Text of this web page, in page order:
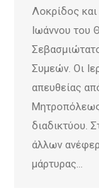
Λοκρίδος
Ιωάννου του
Συμεών. Οι
απευθείας
διαδικτύου.
άλλων
μάρτυρας…